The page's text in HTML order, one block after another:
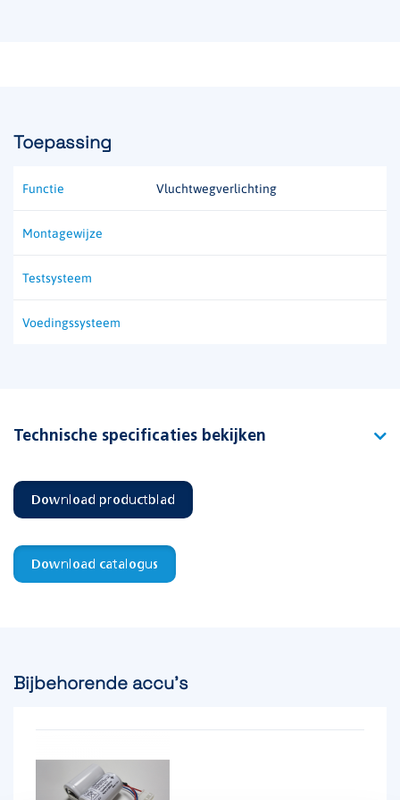
Toepassing
Functie Vluchtwegverlichting
Montagewijze
Testsysteem
Voedingssysteem
Technische specificaties bekijken
Artikelnummer 117230
EAN-code 8715774000034
Download productblad
Download catalogus
Bijbehorende accu's